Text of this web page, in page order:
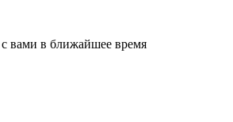
вами в ближайшее время